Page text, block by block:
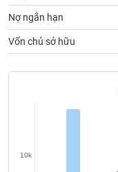
Nợ ngắn hạn
Vốn chủ sở hữu
10k
tài
chính